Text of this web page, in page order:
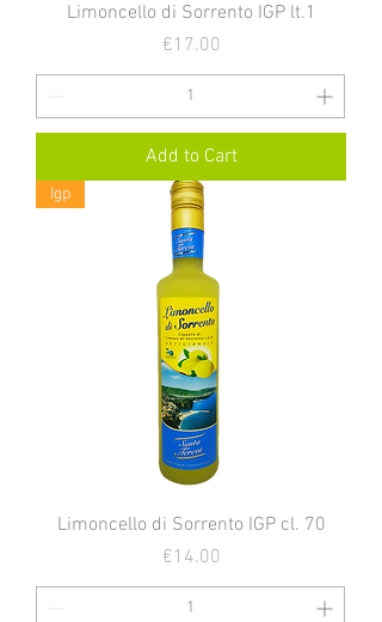
Limoncello di Sorrento IGP lt.1
Price
€17.00
Add to Cart
Igp
Limoncello di Sorrento IGP cl. 70
Price
€14.00